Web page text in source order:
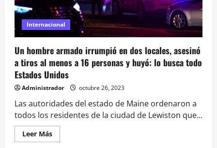
Internacional
Un hombre armado irrumpió en dos locales, asesinó
a tiros al menos a 16 personas y huyó: lo busca todo
Estados Unidos
Administrador octubre 26, 2023
Las autoridades del estado de Maine ordenaron a
todos los residentes de la ciudad de Lewiston que...
Leer MásLeer
más